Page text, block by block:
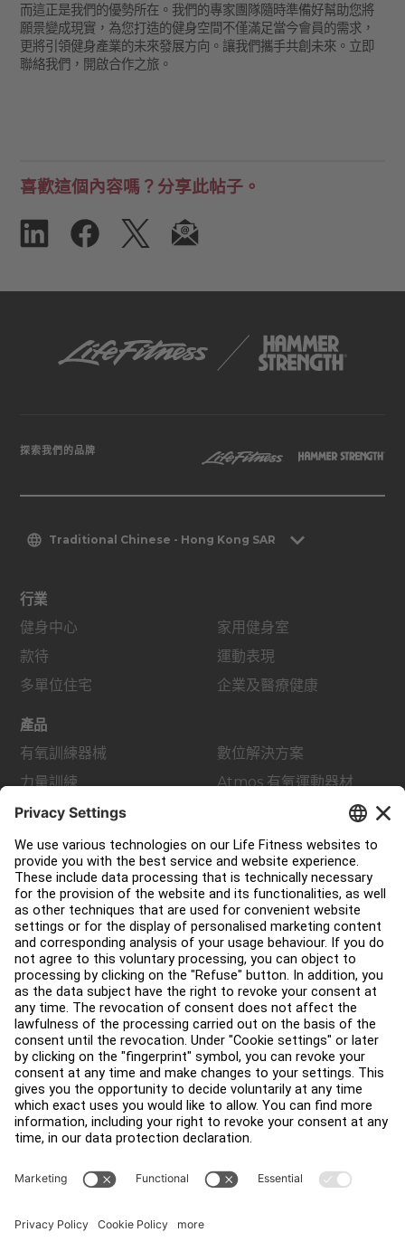
而這正是我們的優勢所在。我們的專家團隊隨時準備好幫助您將
願景變成現實，為您打造的健身空間不僅滿足當今會員的需求，
更將引領健身產業的未來發展方向。讓我們攜手共創未來。立即
聯絡我們，開啟合作之旅。
喜歡這個內容嗎？分享此帖子。
探索我們的品牌
Traditional Chinese - Hong Kong SAR
行業
健身中心
款待
多單位住宅
家用健身室
運動表現
企業及醫療健康
產品
有氧訓練器械
力量訓練
配件
數位解決方案
Atmos 有氧運動器材
支援
健身室佈局
服務中心
教育中心
關於我們
查找經銷商
尋找商店
法律
可及性
登入 Facility Connect